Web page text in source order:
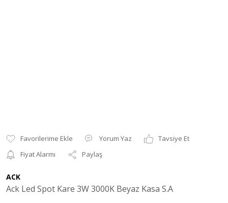
Yorum Yaz
Tavsiye Et
Fiyat Alarmı
Paylaş
ACK
Ack Led Spot Kare 3W 3000K Beyaz Kasa S.A